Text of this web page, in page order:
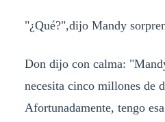
"¿Qué?",dijo Mandy
Don dijo con calma:
necesita cinco millones de
Afortunadamente, tengo